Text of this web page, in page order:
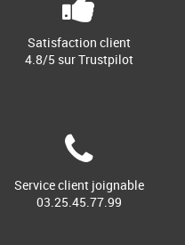
Satisfaction client
4.8/5 sur Trustpilot
Service client joignable
03.25.45.77.99